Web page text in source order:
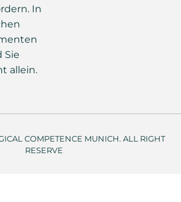
In
Sie
allein.
COMPETENCE MUNICH. ALL RIGHT
RESERVE